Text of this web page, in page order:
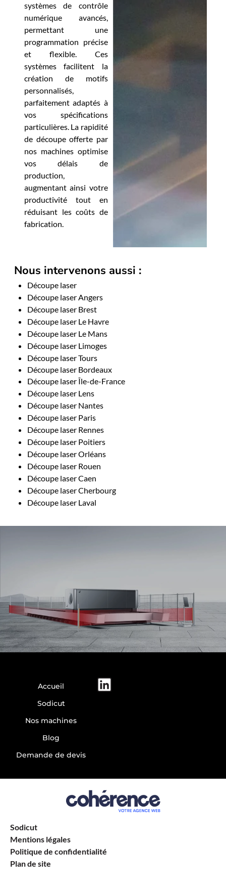
systèmes de contrôle
numérique avancés,
permettant une
programmation précise
et flexible. Ces
systèmes facilitent la
création de motifs
personnalisés,
parfaitement adaptés à
vos spécifications
particulières. La rapidité
de découpe offerte par
nos machines optimise
vos délais de
production,
augmentant ainsi votre
productivité tout en
réduisant les coûts de
fabrication.
Nous intervenons aussi :
Découpe laser
Découpe laser Angers
Découpe laser Brest
Découpe laser Le Havre
Découpe laser Le Mans
Découpe laser Limoges
Découpe laser Tours
Découpe laser Bordeaux
Découpe laser Île-de-France
Découpe laser Lens
Découpe laser Nantes
Découpe laser Paris
Découpe laser Rennes
Découpe laser Poitiers
Découpe laser Orléans
Découpe laser Rouen
Découpe laser Caen
Découpe laser Cherbourg
Découpe laser Laval
Accueil
Sodicut
Nos machines
Blog
Demande de devis
Sodicut
Mentions légales
Politique de confidentialité
Plan de site